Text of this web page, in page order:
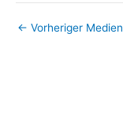
← Vorheriger Medien